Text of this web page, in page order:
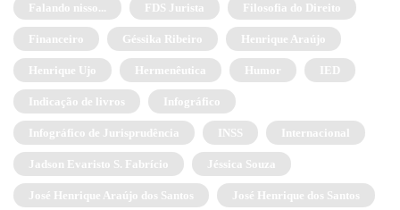
Falando nisso... FDS Jurista Filosofia do Direito
Financeiro Géssika Ribeiro Henrique Araújo
Henrique Ujo Hermenêutica Humor IED
Indicação de livros Infográfico
Infográfico de Jurisprudência INSS Internacional
Jadson Evaristo S. Fabrício Jéssica Souza
José Henrique Araújo dos Santos José Henrique dos Santos